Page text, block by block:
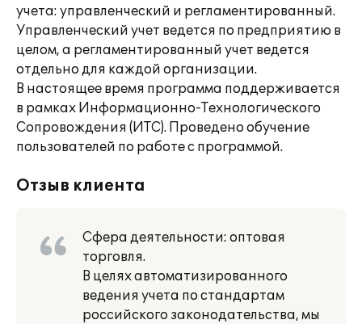
учета: управленческий и регламентированный.
Управленческий учет ведется по предприятию в
целом, а регламентированный учет ведется
отдельно для каждой организации.
В настоящее время программа поддерживается
в рамках Информационно-Технологического
Сопровождения (ИТС). Проведено обучение
пользователей по работе с программой.
Отзыв клиента
Сфера деятельности: оптовая
торговля.
В целях автоматизированного
ведения учета по стандартам
российского законодательства, мы